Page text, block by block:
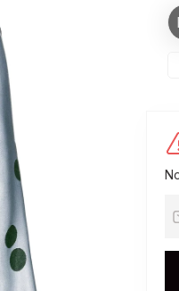
5º
blusa
blazer
linho
jacquard